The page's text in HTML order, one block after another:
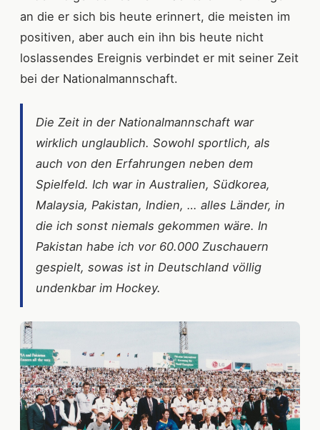
an die er sich bis heute erinnert, die meisten im
positiven, aber auch ein ihn bis heute nicht
loslassendes Ereignis verbindet er mit seiner Zeit
bei der Nationalmannschaft.
Die Zeit in der Nationalmannschaft war
wirklich unglaublich. Sowohl sportlich, als
auch von den Erfahrungen neben dem
Spielfeld. Ich war in Australien, Südkorea,
Malaysia, Pakistan, Indien, … alles Länder, in
die ich sonst niemals gekommen wäre. In
Pakistan habe ich vor 60.000 Zuschauern
gespielt, sowas ist in Deutschland völlig
undenkbar im Hockey.